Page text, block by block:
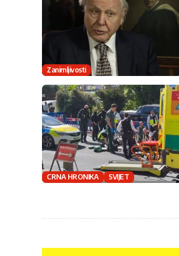
Zanimljivosti
CRNA HRONIKA SVIJET